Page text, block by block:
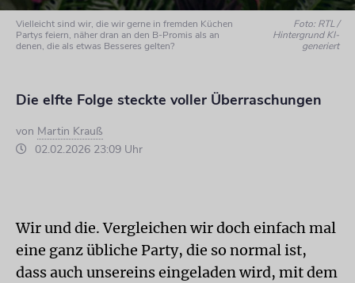
Vielleicht sind wir, die wir gerne in fremden Küchen
Partys feiern, näher dran an den B-Promis als an
denen, die als etwas Besseres gelten?
Foto: RTL /
Hintergrund KI-
generiert
Die elfte Folge steckte voller Überraschungen
von Martin Krauß
02.02.2026 23:09 Uhr
Wir und die. Vergleichen wir doch einfach mal
eine ganz übliche Party, die so normal ist,
dass auch unsereins eingeladen wird, mit dem